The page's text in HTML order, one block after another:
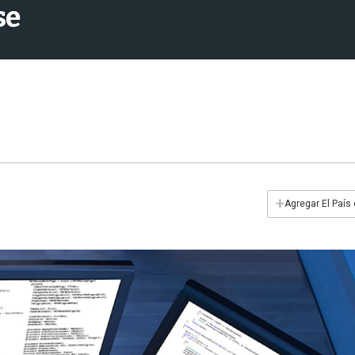
+Agregar El País